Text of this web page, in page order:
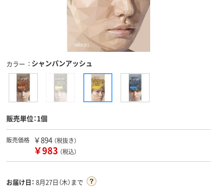
カラー シャンパンアッシュ
販売単位：1個
販売価格 ￥894 （税抜き）
￥983 （税込）
お届け日： 8月27日（木）まで